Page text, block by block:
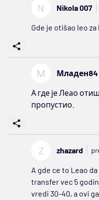
N Nikola 007
Gde je otišao leo
М Младен84
А где је Леао
пропустио.
Z zhazard
A gde ce to Leao
transfer vec 5
vredi 30-40, a ovi